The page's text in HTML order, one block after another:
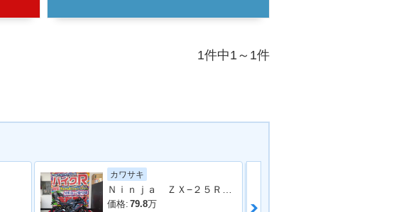
1件中1～1件
カワサキ
Ｎｉｎｊａ ＺＸ−２５Ｒ ＳＥ ２０２２年モデル 純正オプションシングルシートカウル ＬＥＤヘッドライト サイドスタンド
価格: 79.8万